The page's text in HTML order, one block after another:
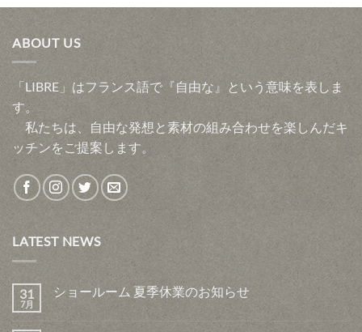
ABOUT US
「LIBRE」はフランス語で『自由な』という意味を表しま
す。
私たちは、自由な発想と素材の組み合わせを楽しんだキ
ッチンをご提案します。
LATEST NEWS
31
7月
ショールーム 夏季休業のお知らせ